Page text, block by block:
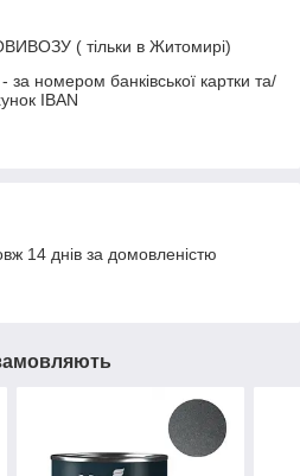
( тільки в Житомирі)
за номером банківської картки та/
IBAN
14 днів за домовленістю